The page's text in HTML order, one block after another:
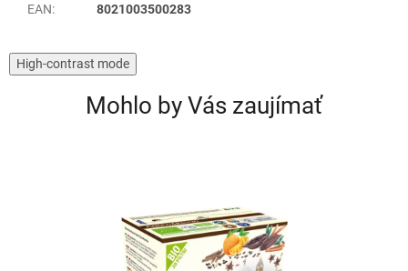
EAN: 8021003500283
High-contrast mode
Mohlo by Vás zaujímať